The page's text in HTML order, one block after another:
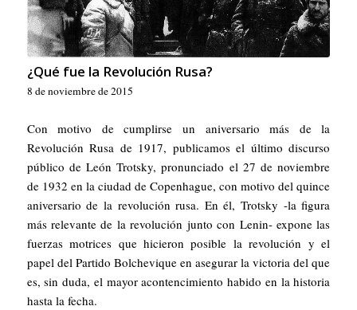
¿Qué fue la Revolución Rusa?
8 de noviembre de 2015
Con motivo de cumplirse un aniversario más de la
Revolución Rusa de 1917, publicamos el último discurso
público de León Trotsky, pronunciado el 27 de noviembre
de 1932 en la ciudad de Copenhague, con motivo del quince
aniversario de la revolución rusa. En él, Trotsky -la figura
más relevante de la revolución junto con Lenin- expone las
fuerzas motrices que hicieron posible la revolución y el
papel del Partido Bolchevique en asegurar la victoria del que
es, sin duda, el mayor acontencimiento habido en la historia
hasta la fecha.